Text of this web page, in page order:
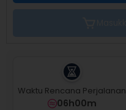
the
the
question
Waktu Rencana Perjalanan
06h00m